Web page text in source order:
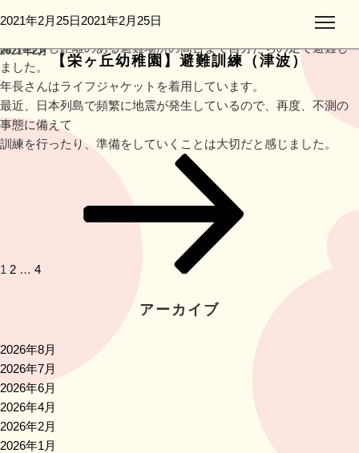
月:
2021年2月
投
日:
2021年2月25日2021年2月25日
【栄ヶ丘幼稚園】避難訓練（津波）
いました。
園から少し距離のある避難場所の高台まで自分たちの足で避難し
ました。
年長さんはライフジャケットを着用しています。
最近、日本列島で頻繁に地震が発生しているので、再度、不測の
事態に備えて
訓練を行ったり、準備をしていくことは大切だと感じました。
シ
1 2 … 4
アーカイブ
2026年8月
2026年7月
2026年6月
2026年4月
2026年2月
2026年1月